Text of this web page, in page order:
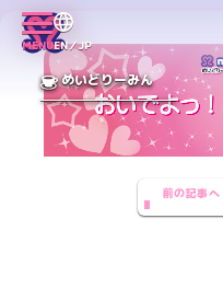
MENUEN／JP
めいどりーみん
前の記事へ